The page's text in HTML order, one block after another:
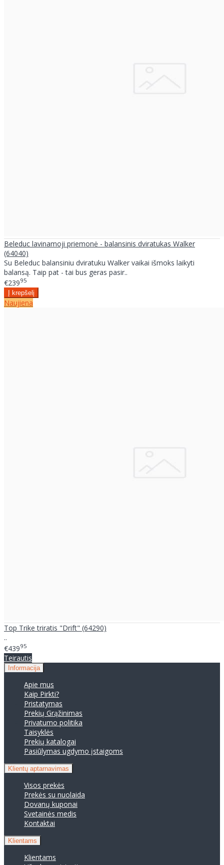
Beleduc lavinamoji priemonė - balansinis dviratukas Walker
(64040)
Su Beleduc balansiniu dviratuku Walker vaikai išmoks laikyti
balansą. Taip pat - tai bus geras pasir..
€23995
Naujiena
Top Trike triratis "Drift" (64290)
..
€43995
Teirautis
Informacija
Apie mus
Kaip Pirkti?
Pristatymas
Prekių Grąžinimas
Privatumo politika
Taisyklės
Prekių katalogai
Pasiūlymas ugdymo įstaigoms
Klientų aptarnavimas
Visos prekės
Prekės su nuolaida
Dovanų kuponai
Svetainės medis
Kontaktai
Klientams
Klientams